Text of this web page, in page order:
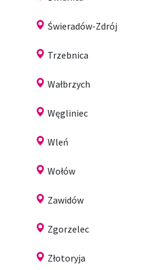
Świeradów-Zdrój
Trzebnica
Wałbrzych
Węgliniec
Wleń
Wołów
Zawidów
Zgorzelec
Złotoryja